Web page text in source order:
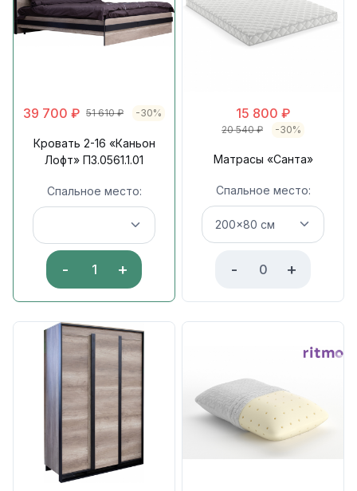
39 700 ₽ 51 610₽ -30%
Кровать 2-16 «Каньон
Лофт» П3.0561.1.01
Спальное место:
- +
15 800 ₽
20 540₽ -30%
Матрасы «Санта»
Спальное место:
- +